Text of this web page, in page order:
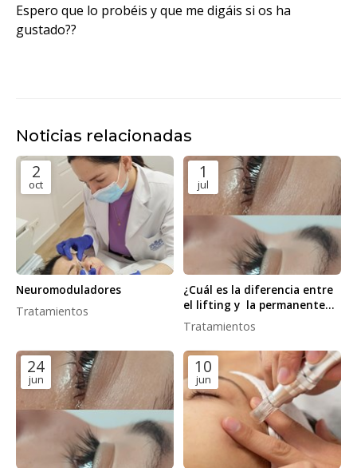
Espero que lo probéis y que me digáis si os ha
gustado??
Noticias relacionadas
2
oct
Neuromoduladores
Tratamientos
1
jul
¿Cuál es la diferencia entre
el lifting y la permanente
de pestañas?
Tratamientos
24
jun
10
jun